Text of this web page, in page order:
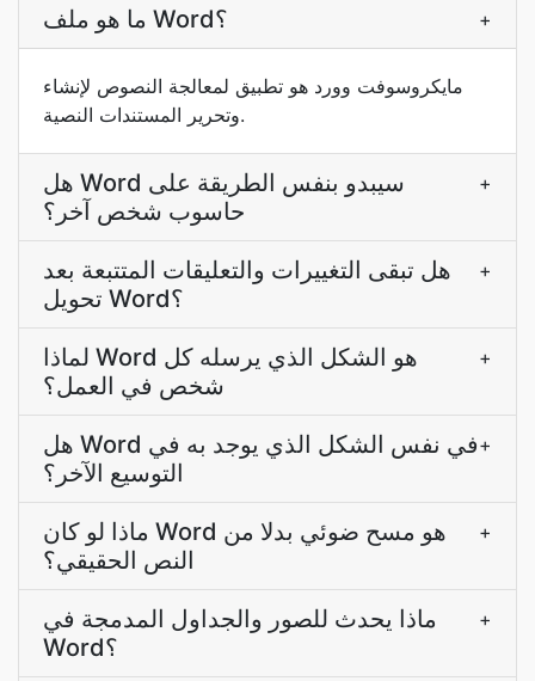
ما هو ملف Word؟ +
مايكروسوفت وورد هو تطبيق لمعالجة النصوص لإنشاء
وتحرير المستندات النصية.
هل Word سيبدو بنفس الطريقة على
حاسوب شخص آخر؟
+
هل تبقى التغييرات والتعليقات المتتبعة بعد
تحويل Word؟
+
لماذا Word هو الشكل الذي يرسله كل
شخص في العمل؟
+
هل Word في نفس الشكل الذي يوجد به في
التوسيع الآخر؟
+
ماذا لو كان Word هو مسح ضوئي بدلا من
النص الحقيقي؟
+
ماذا يحدث للصور والجداول المدمجة في
Word؟
+